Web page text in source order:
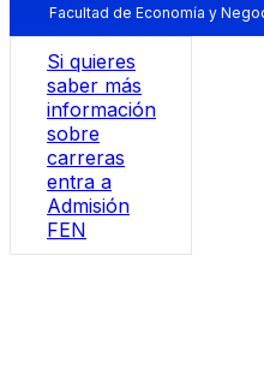
Facultad de Economía y
Si quieres
saber más
información
sobre
carreras
entra a
Admisión
FEN